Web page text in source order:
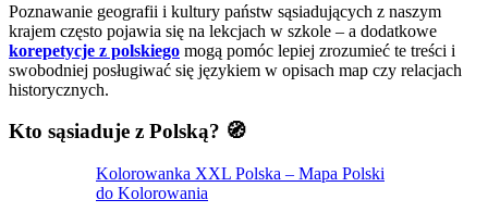
Poznawanie geografii i kultury państw sąsiadujących z naszym
krajem często pojawia się na lekcjach w szkole – a dodatkowe
korepetycje z polskiego mogą pomóc lepiej zrozumieć te treści i
swobodniej posługiwać się językiem w opisach map czy relacjach
historycznych.
Kto sąsiaduje z Polską? 🧭
Kolorowanka XXL Polska – Mapa Polski
do Kolorowania